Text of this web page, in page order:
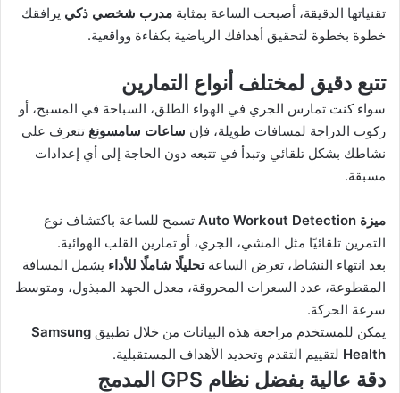
تقنياتها الدقيقة، أصبحت الساعة بمثابة مدرب شخصي ذكي يرافقك
خطوة بخطوة لتحقيق أهدافك الرياضية بكفاءة وواقعية.
تتبع دقيق لمختلف أنواع التمارين
سواء كنت تمارس الجري في الهواء الطلق، السباحة في المسبح، أو
ركوب الدراجة لمسافات طويلة، فإن ساعات سامسونغ تتعرف على
نشاطك بشكل تلقائي وتبدأ في تتبعه دون الحاجة إلى أي إعدادات
مسبقة.
ميزة Auto Workout Detection
تسمح للساعة باكتشاف نوع
التمرين تلقائيًا مثل المشي، الجري، أو تمارين القلب الهوائية.
بعد انتهاء النشاط، تعرض الساعةتحليلًا شاملًا للأداء يشمل المسافة
المقطوعة، عدد السعرات المحروقة، معدل الجهد المبذول، ومتوسط
سرعة الحركة.
يمكن للمستخدم مراجعة هذه البيانات من خلال تطبيق Samsung
Health لتقييم التقدم وتحديد الأهداف المستقبلية.
دقة عالية بفضل نظام GPS المدمج